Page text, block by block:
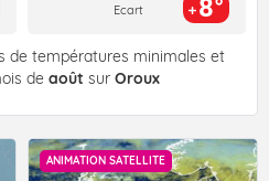
Ecart 8°
de températures minimales et
de août sur Oroux
ANIMATION SATELLITE